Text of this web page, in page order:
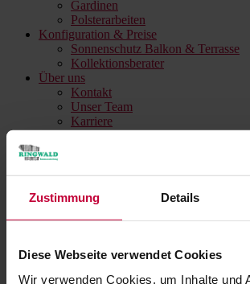
Zustimmung Details
Diese Webseite verwendet Cookies
Wir verwenden Cookies, um Inhalte und
Gardinen
Polsterarbeiten
Konfiguration & Preise
Sonnenschutz Balkon & Terrasse
Kollektionsberater
Über uns
Kontakt
Unser Team
Karriere
News
Referenzen
Ihr Projekt
Bauherren / Modernisierer
Sie sind hier:Home»2025» Juli